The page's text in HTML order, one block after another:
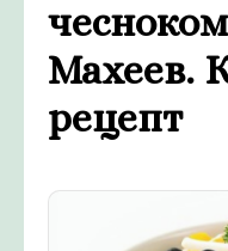
Махеев.
рецепт